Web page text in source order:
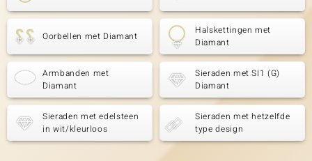
Oorbellen met Diamant
Halskettingen met
Diamant
Armbanden met
Diamant
Sieraden met SI1 (G)
Diamant
Sieraden met edelsteen
in wit/kleurloos
Sieraden met hetzelfde
type design